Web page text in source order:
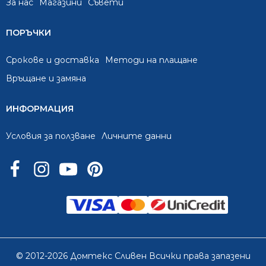
За нас Mагазини Съвети
ПОРЪЧКИ
Срокове и доставка
Методи на плащане
Връщане и замяна
ИНФОРМАЦИЯ
Условия за ползване Личните данни
© 2012-2026 Домтекс Сливен Всички права запазени